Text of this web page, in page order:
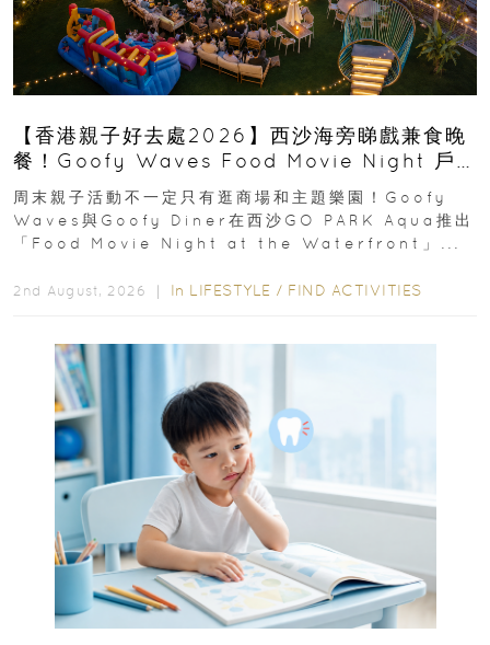
【香港親子好去處2026】西沙海旁睇戲兼食晚
餐！Goofy Waves Food Movie Night 戶
外影院逢週末登場
周末親子活動不一定只有逛商場和主題樂園！Goofy
Waves與Goofy Diner在西沙GO PARK Aqua推出
「Food Movie Night at the Waterfront」...
2nd August, 2026 ｜ In LIFESTYLE / FIND ACTIVITIES